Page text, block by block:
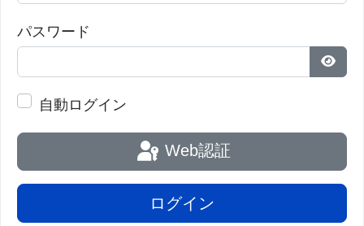
パスワード
パス
自動ログイン
Web認証
ログイン